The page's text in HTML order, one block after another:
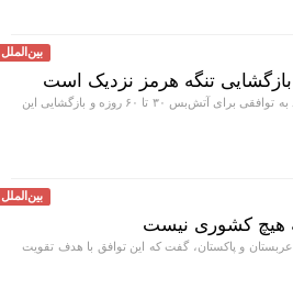
بین‌الملل
تنگه هرمز نزدیک است
بسنت مدعی شد مذاکرات درباره تنگه هرمز می‌تواند به توافقی برای آتش‌بس ۳۰ تا ۶۰ روزه و بازگشایی این
بین‌الملل
هیچ کشوری نیست
و پاکستان، گفت که این توافق با هدف تقویت